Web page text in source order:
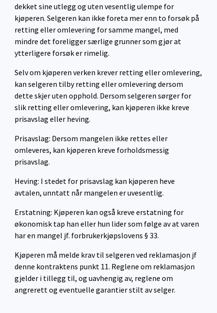
dekket sine utlegg og uten vesentlig ulempe for
kjøperen. Selgeren kan ikke foreta mer enn to forsøk på
retting eller omlevering for samme mangel, med
mindre det foreligger særlige grunner som gjør at
ytterligere forsøk er rimelig.
Selv om kjøperen verken krever retting eller omlevering,
kan selgeren tilby retting eller omlevering dersom
dette skjer uten opphold. Dersom selgeren sørger for
slik retting eller omlevering, kan kjøperen ikke kreve
prisavslag eller heving.
Prisavslag: Dersom mangelen ikke rettes eller
omleveres, kan kjøperen kreve forholdsmessig
prisavslag.
Heving: I stedet for prisavslag kan kjøperen heve
avtalen, unntatt når mangelen er uvesentlig.
Erstatning: Kjøperen kan også kreve erstatning for
økonomisk tap han eller hun lider som følge av at varen
har en mangel jf. forbrukerkjøpslovens § 33.
Kjøperen må melde krav til selgeren ved reklamasjon jf
denne kontraktens punkt 11. Reglene om reklamasjon
gjelder i tillegg til, og uavhengig av, reglene om
angrerett og eventuelle garantier stilt av selger.